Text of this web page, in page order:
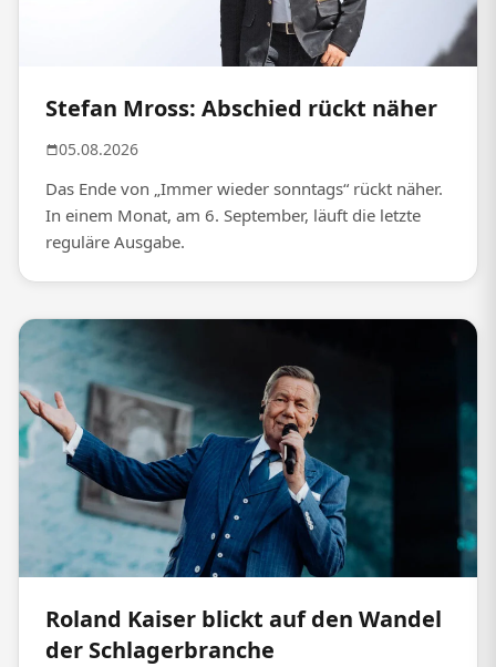
Stefan Mross: Abschied rückt näher
05.08.2026
Das Ende von „Immer wieder sonntags“ rückt näher.
In einem Monat, am 6. September, läuft die letzte
reguläre Ausgabe.
Roland Kaiser blickt auf den Wandel
der Schlagerbranche